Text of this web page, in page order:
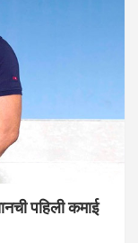
पहिली कमाई